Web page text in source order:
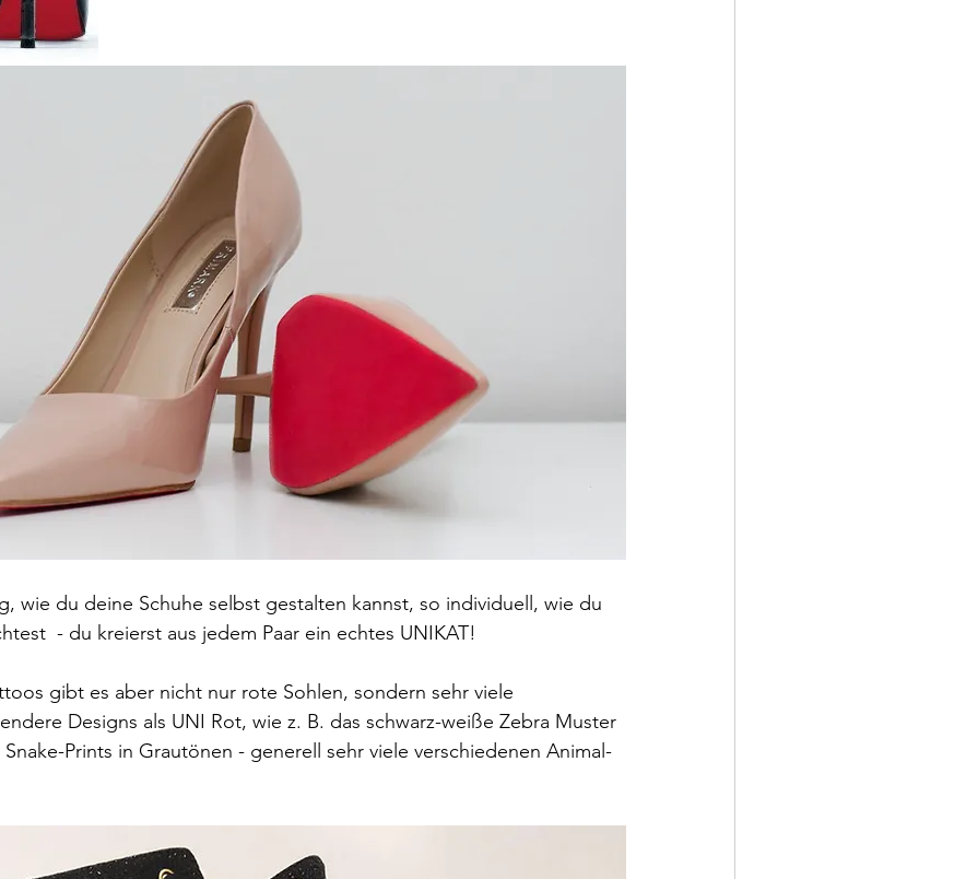
wie du deine Schuhe selbst gestalten kannst, so individuell, wie du
- du kreierst aus jedem Paar ein echtes UNIKAT!
gibt es aber nicht nur rote Sohlen, sondern sehr viele
Designs als UNI Rot, wie z. B. das schwarz-weiße Zebra Muster
Prints in Grautönen - generell sehr viele verschiedenen Animal-